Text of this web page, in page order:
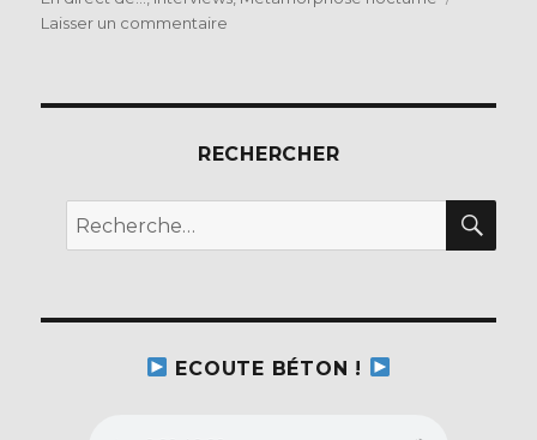
e
o
te
Laisser un commentaire
2020
RECHERCHER
Recherche
pour :
ECOUTE BÉTON !